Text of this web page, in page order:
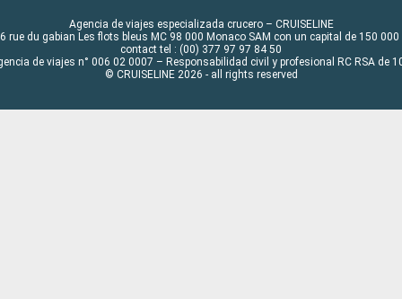
Agencia de viajes especializada crucero – CRUISELINE
rue du gabian Les flots bleus MC 98 000 Monaco SAM con un capital de 150 000
contact tel : (00) 377 97 97 84 50
de viajes n° 006 02 0007 – Responsabilidad civil y profesional RC RSA de
© CRUISELINE 2026 - all rights reserved